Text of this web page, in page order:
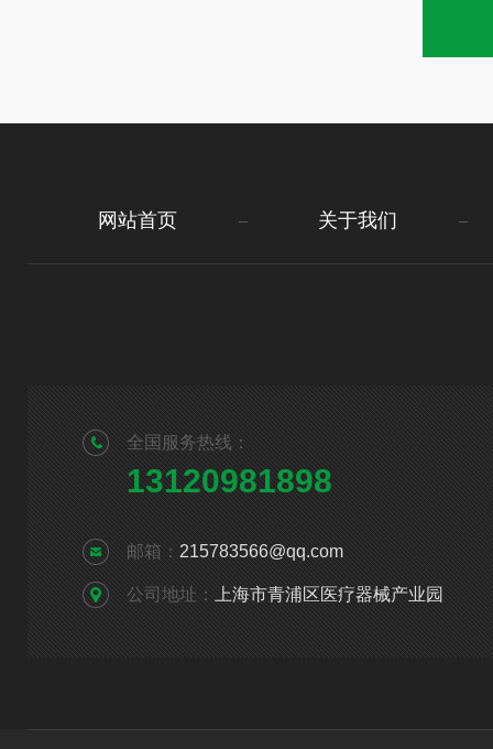
网站首页 关于我们
全国服务热线：
13120981898
邮箱： 215783566@qq.com
公司地址： 上海市青浦区医疗器械产业园